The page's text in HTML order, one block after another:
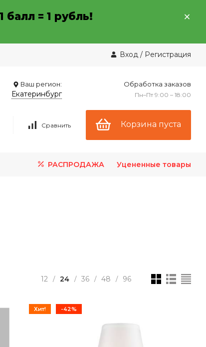
1 балл = 1 рубль!
Вход / Регистрация
Ваш регион:
Екатеринбург
Обработка заказов
Пн–Пт 9:00 – 18:00
Сравнить Корзина пуста
РАСПРОДАЖА Уцененные товары
12 / 24 / 36 / 48 / 96
Хит! -42%